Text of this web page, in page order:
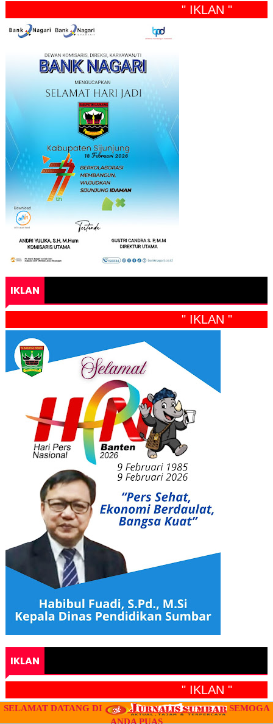
" IKLAN "
IKLAN
" IKLAN "
IKLAN
" IKLAN "
SELAMAT DATANG DI
SEMOGA
ANDA PUAS